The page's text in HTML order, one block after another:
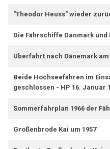
"Theodor Heuss" wieder
Die Fährschiffe Danmark
Überfahrt nach Dänemark am
Beide Hochseefähren im
geschlossen - HP 16. Januar
Sommerfahrplan 1966 der
Großenbrode Kai um 1957